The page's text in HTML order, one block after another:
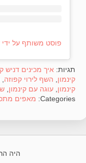
פוסט משותף על ידי ‏‎שף בוק - בלוג מתכונים המלצות‎‏ (@‏‎chef_book‎‏)
תגיות: איך מכינים דניש
קינמון
השף לירוי קפוזה
קינמון עוגה עם קינמון
Categories: מאפים
היה